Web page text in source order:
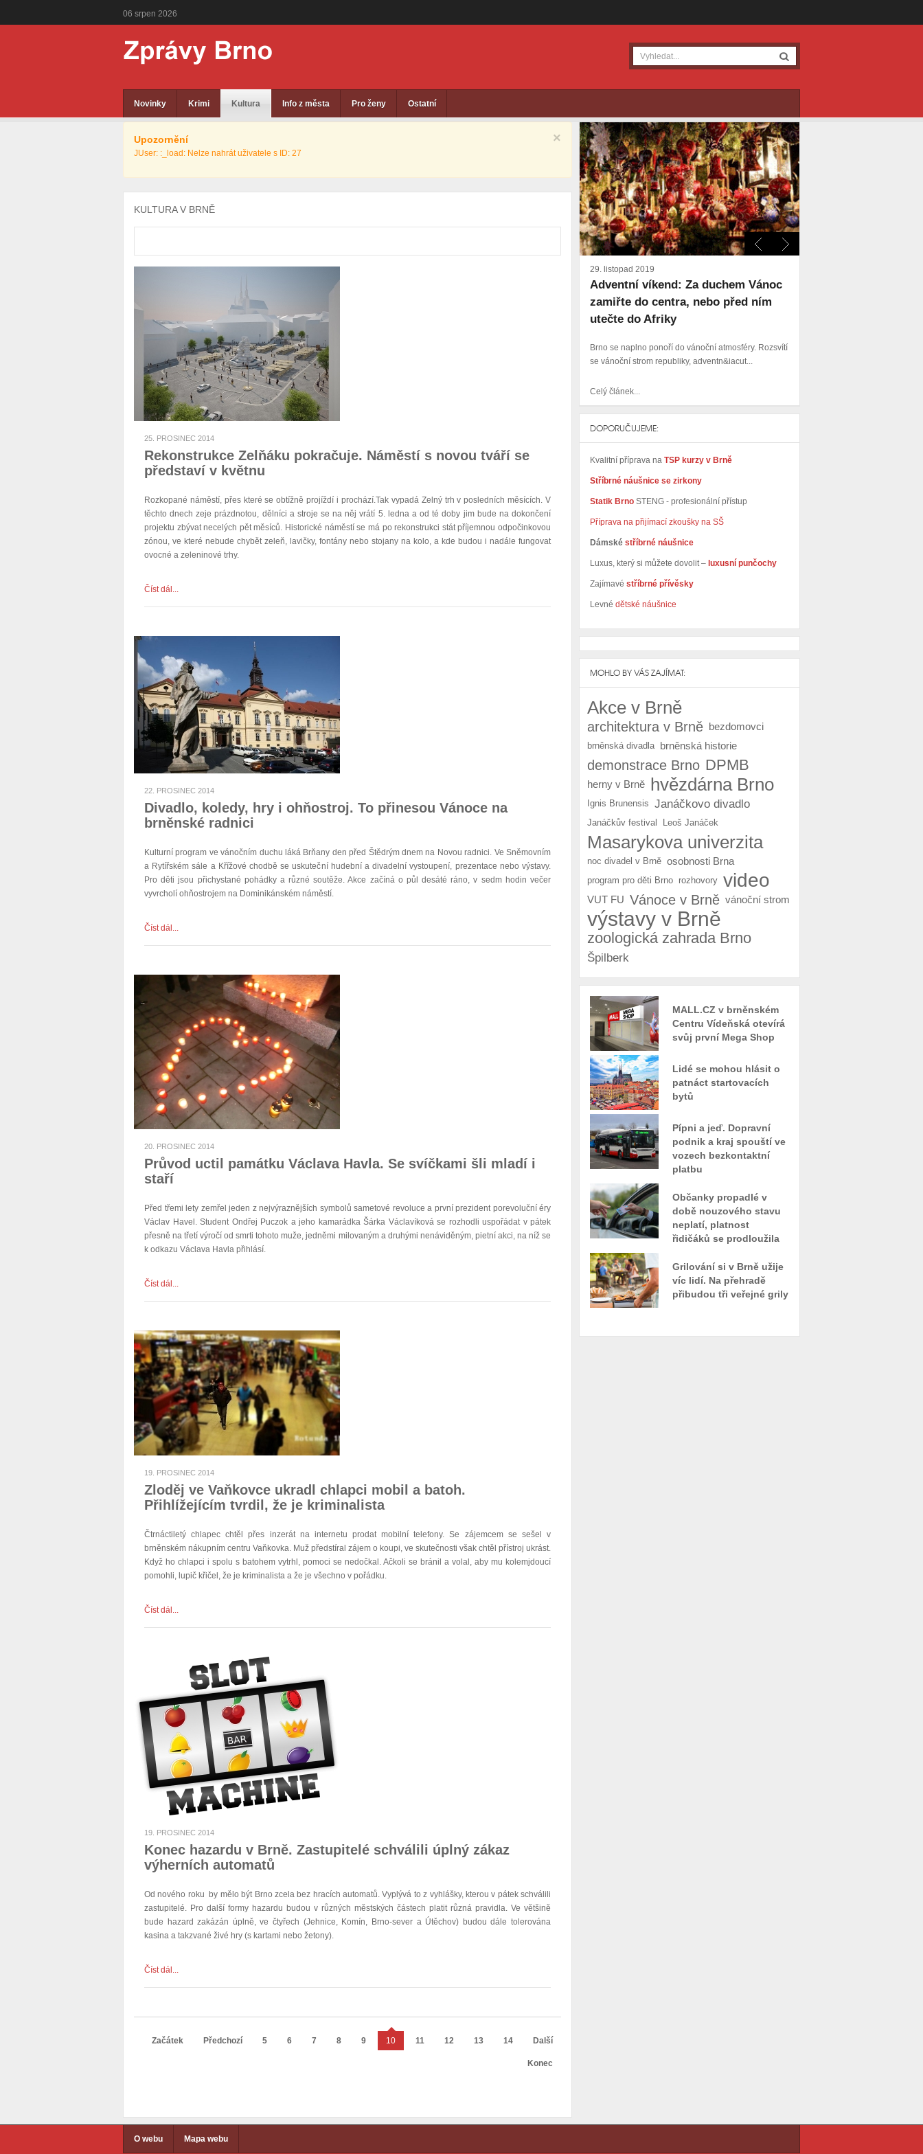
06 srpen 2026
Novinky Krimi Kultura Info z města Pro ženy Ostatní
×
Upozornění
JUser: :_load: Nelze nahrát uživatele s ID: 27
KULTURA V BRNĚ
25. PROSINEC 2014
Rekonstrukce Zelňáku pokračuje. Náměstí s novou tváří se
představí v květnu
Rozkopané náměstí, přes které se obtížně projíždí i prochází.Tak vypadá Zelný trh v posledních měsících. V
těchto dnech zeje prázdnotou, dělníci a stroje se na něj vrátí 5. ledna a od té doby jim bude na dokončení
projektu zbývat necelých pět měsíců. Historické náměstí se má po rekonstrukci stát příjemnou odpočinkovou
zónou, ve které nebude chybět zeleň, lavičky, fontány nebo stojany na kolo, a kde budou i nadále fungovat
ovocné a zeleninové trhy.
Číst dál...
22. PROSINEC 2014
Divadlo, koledy, hry i ohňostroj. To přinesou Vánoce na
brněnské radnici
Kulturní program ve vánočním duchu láká Brňany den před Štědrým dnem na Novou radnici. Ve Sněmovním
a Rytířském sále a Křížové chodbě se uskuteční hudební a divadelní vystoupení, prezentace nebo výstavy.
Pro děti jsou přichystané pohádky a různé soutěže. Akce začíná o půl desáté ráno, v sedm hodin večer
vyvrcholí ohňostrojem na Dominikánském náměstí.
Číst dál...
20. PROSINEC 2014
Průvod uctil památku Václava Havla. Se svíčkami šli mladí i
staří
Před třemi lety zemřel jeden z nejvýraznějších symbolů sametové revoluce a první prezident porevoluční éry
Václav Havel. Student Ondřej Puczok a jeho kamarádka Šárka Václavíková se rozhodli uspořádat v pátek
přesně na třetí výročí od smrti tohoto muže, jedněmi milovaným a druhými nenáviděným, pietní akci, na níž se
k odkazu Václava Havla přihlásí.
Číst dál...
19. PROSINEC 2014
Zloděj ve Vaňkovce ukradl chlapci mobil a batoh.
Přihlížejícím tvrdil, že je kriminalista
Čtrnáctiletý chlapec chtěl přes inzerát na internetu prodat mobilní telefony. Se zájemcem se sešel v
brněnském nákupním centru Vaňkovka. Muž předstíral zájem o koupi, ve skutečnosti však chtěl přístroj ukrást.
Když ho chlapci i spolu s batohem vytrhl, pomoci se nedočkal. Ačkoli se bránil a volal, aby mu kolemjdoucí
pomohli, lupič křičel, že je kriminalista a že je všechno v pořádku.
Číst dál...
19. PROSINEC 2014
Konec hazardu v Brně. Zastupitelé schválili úplný zákaz
výherních automatů
Od nového roku by mělo být Brno zcela bez hracích automatů. Vyplývá to z vyhlášky, kterou v pátek schválili
zastupitelé. Pro další formy hazardu budou v různých městských částech platit různá pravidla. Ve většině
bude hazard zakázán úplně, ve čtyřech (Jehnice, Komín, Brno-sever a Útěchov) budoudále tolerována
kasina a takzvané živé hry (s kartami nebo žetony).
Číst dál...
Začátek Předchozí 5 6 7 8 9 10 11 12 13 14 Další
Konec
29. listopad 2019
Adventní víkend: Za duchem Vánoc
zamiřte do centra, nebo před ním
utečte do Afriky
Brno se naplno ponoří do vánoční atmosféry. Rozsvítí
se vánoční strom republiky, adventn&iacut...
Celý článek...
DOPORUČUJEME:
Kvalitní příprava na TSP kurzy v Brně
Stříbrné náušnice se zirkony
Statik Brno STENG - profesionální přístup
Příprava na přijímací zkoušky na SŠ
Dámské stříbrné náušnice
Luxus, který si můžete dovolit – luxusní punčochy
Zajímavé stříbrné přívěsky
Levné dětské náušnice
MOHLO BY VÁS ZAJÍMAT:
Akce v Brně
architektura v Brně bezdomovci
brněnská divadla brněnská historie
demonstrace Brno DPMB
herny v Brně hvězdárna Brno
Ignis Brunensis Janáčkovo divadlo
Janáčkův festival Leoš Janáček
Masarykova univerzita
noc divadel v Brně osobnosti Brna
program pro děti Brno rozhovory video
VUT FU Vánoce v Brně vánoční strom
výstavy v Brně
zoologická zahrada Brno
Špilberk
MALL.CZ v brněnském
Centru Vídeňská otevírá
svůj první Mega Shop
Lidé se mohou hlásit o
patnáct startovacích
bytů
Pípni a jeď. Dopravní
podnik a kraj spouští ve
vozech bezkontaktní
platbu
Občanky propadlé v
době nouzového stavu
neplatí, platnost
řidičáků se prodloužila
Grilování si v Brně užije
víc lidí. Na přehradě
přibudou tři veřejné grily
O webu Mapa webu